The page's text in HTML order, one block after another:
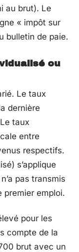
au brut). Le
« impôt sur
bulletin de paie.
ou
Le taux
dernière
taux
entre
respectifs.
s’applique
pas transmis
premier emploi.
pour les
compte de la
brut avec un